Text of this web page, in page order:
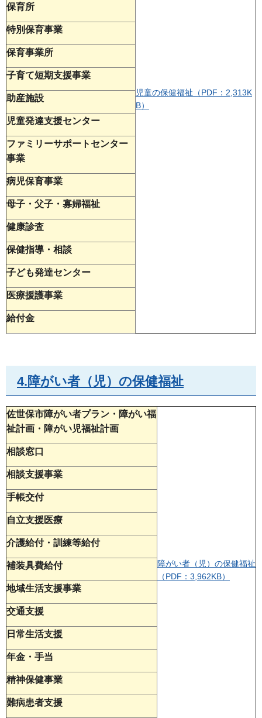
児童の保健福祉（PDF：2,313K
B）
保育所
特別保育事業
保育事業所
子育て短期支援事業
助産施設
児童発達支援センター
ファミリーサポートセンター
事業
病児保育事業
母子・父子・寡婦福祉
健康診査
保健指導・相談
子ども発達センター
医療援護事業
給付金
4.障がい者（児）の保健福祉
佐世保市障がい者プラン・障がい福
祉計画・障がい児福祉計画
障がい者（児）の保健福祉
（PDF：3,962KB）
相談窓口
相談支援事業
手帳交付
自立支援医療
介護給付・訓練等給付
補装具費給付
地域生活支援事業
交通支援
日常生活支援
年金・手当
精神保健事業
難病患者支援